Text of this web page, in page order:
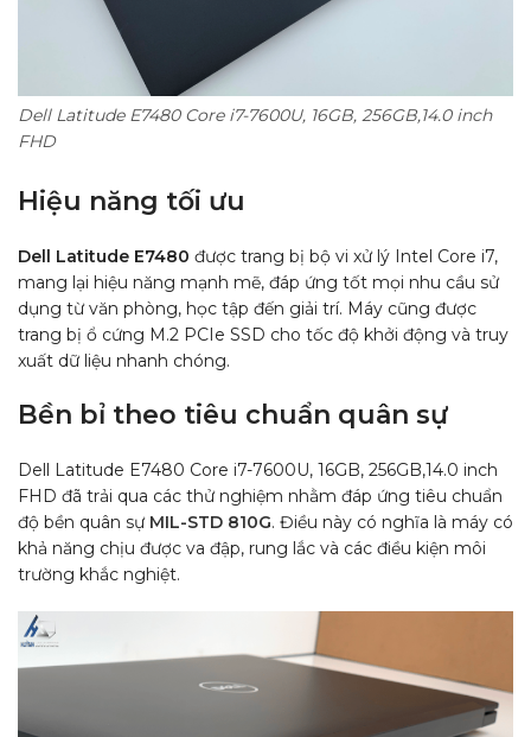
Dell Latitude E7480 Core i7-7600U, 16GB, 256GB,14.0 inch
FHD
Hiệu năng tối ưu
Dell Latitude E7480 được trang bị bộ vi xử lý Intel Core i7,
mang lại hiệu năng mạnh mẽ, đáp ứng tốt mọi nhu cầu sử
dụng từ văn phòng, học tập đến giải trí. Máy cũng được
trang bị ổ cứng M.2 PCIe SSD cho tốc độ khởi động và truy
xuất dữ liệu nhanh chóng.
Bền bỉ theo tiêu chuẩn quân sự
Dell Latitude E7480 Core i7-7600U, 16GB, 256GB,14.0 inch
FHD đã trải qua các thử nghiệm nhằm đáp ứng tiêu chuẩn
độ bền quân sự MIL-STD 810G. Điều này có nghĩa là máy có
khả năng chịu được va đập, rung lắc và các điều kiện môi
trường khắc nghiệt.